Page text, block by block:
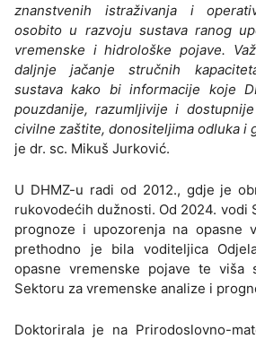
znanstvenih istraživanja i
osobito u razvoju sustava ranog
vremenske i hidrološke pojave.
daljnje jačanje stručnih
sustava kako bi informacije koje
pouzdanije, razumljivije i
civilne zaštite, donositeljima odluka i
je dr. sc. Mikuš Jurković.
U DHMZ-u radi od 2012., gdje je
rukovodećih dužnosti. Od 2024. vodi
prognoze i upozorenja na opasne
prethodno je bila voditeljica
opasne vremenske pojave te viša
Sektoru za vremenske analize i
Doktorirala je na Prirodoslovno-